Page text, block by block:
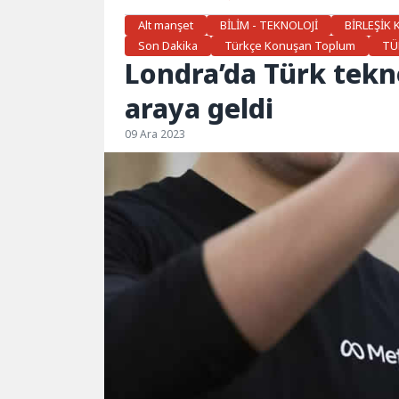
Alt manşet
BİLİM - TEKNOLOJİ BİRLEŞİK
Son Dakika
Türkçe Konuşan Toplum
Londra’da Türk
araya geldi
09 Ara 2023